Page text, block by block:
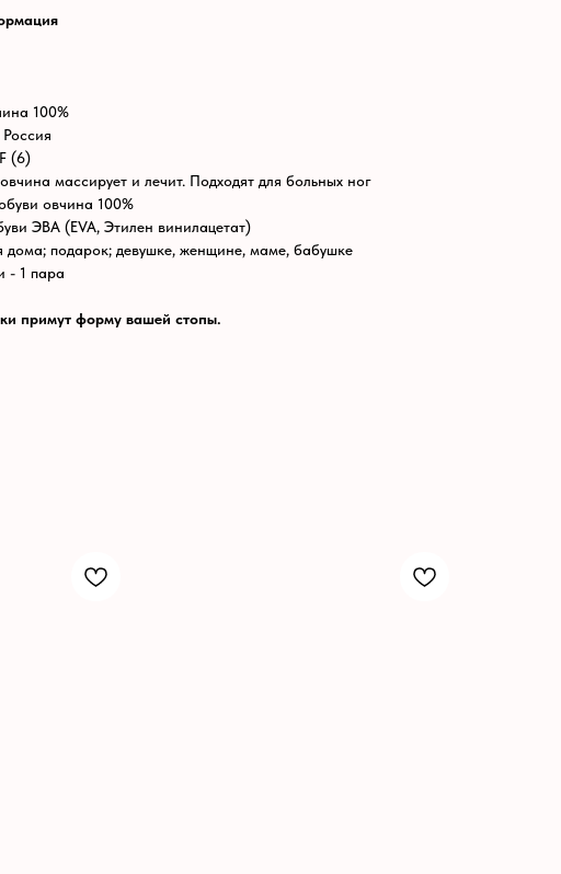
100%
(6)
массирует и лечит. Подходят для больных ног
овчина 100%
ЭВА (EVA, Этилен винилацетат)
дома; подарок; девушке, женщине, маме, бабушке
- 1 пара
примут форму вашей стопы.